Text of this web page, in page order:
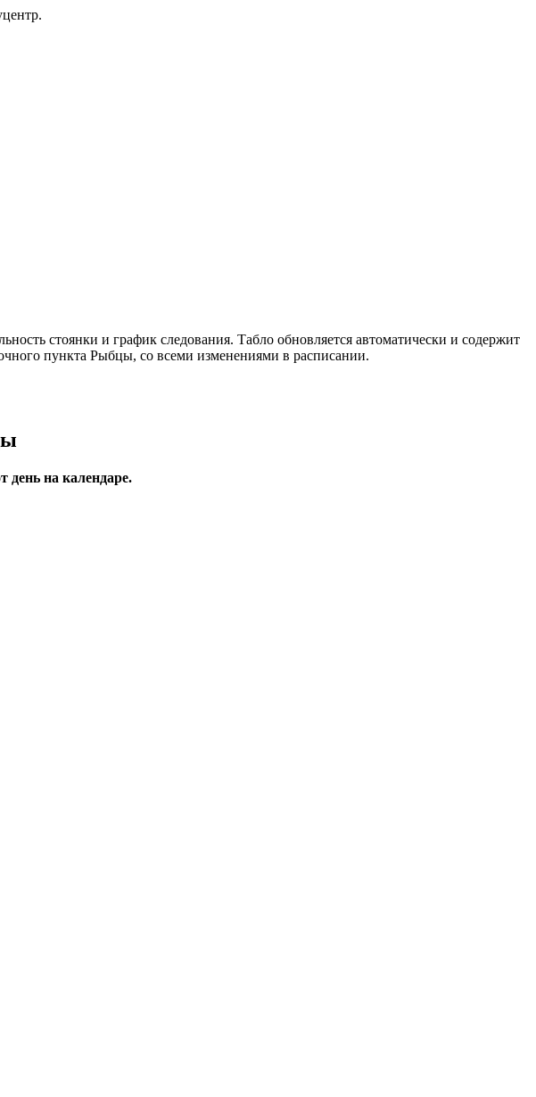
стоянки и график следования. Табло обновляется автоматически и содержит
пункта Рыбцы, со всеми изменениями в расписании.
день на календаре.